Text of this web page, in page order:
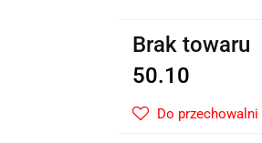
Brak towaru
50.10
Do przechowalni